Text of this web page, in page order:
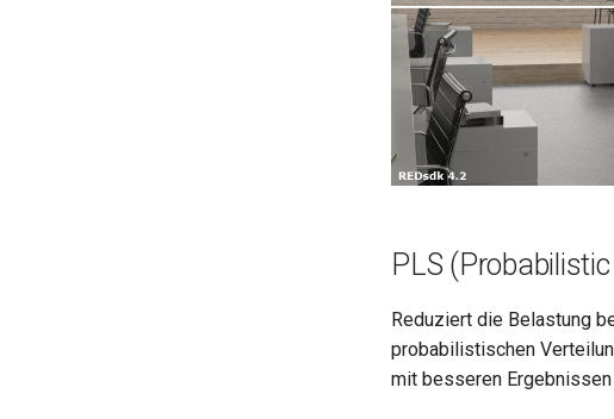
PLS
Reduziert die Belastung
probabilistischen
mit besseren